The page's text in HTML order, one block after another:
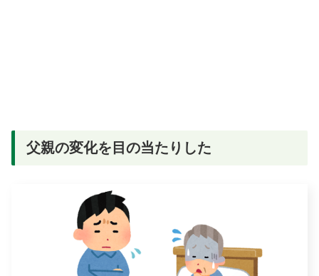
父親の変化を目の当たりした